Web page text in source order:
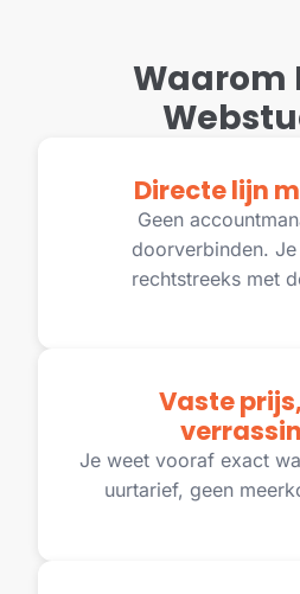
Waarom
Directe lijn
Geen
doorverbinden.
rechtstreeks met
Vaste
Je weet vooraf exact
uurtarief, geen